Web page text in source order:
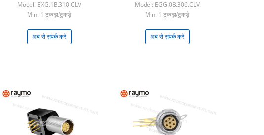
Model: EXG.1B.310.CLV
Min: 1 टुकड़ा/टुकड़े
अब से संपर्क करें
Model: EGG.0B.306.CLV
Min: 1 टुकड़ा/टुकड़े
अब से संपर्क करें